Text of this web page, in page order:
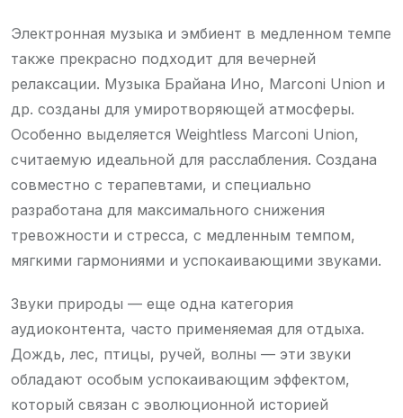
Электронная музыка и эмбиент в медленном темпе
также прекрасно подходит для вечерней
релаксации. Музыка Брайана Ино, Marconi Union и
др. созданы для умиротворяющей атмосферы.
Особенно выделяется Weightless Marconi Union,
считаемую идеальной для расслабления. Создана
совместно с терапевтами, и специально
разработана для максимального снижения
тревожности и стресса, с медленным темпом,
мягкими гармониями и успокаивающими звуками.
Звуки природы — еще одна категория
аудиоконтента, часто применяемая для отдыха.
Дождь, лес, птицы, ручей, волны — эти звуки
обладают особым успокаивающим эффектом,
который связан с эволюционной историей